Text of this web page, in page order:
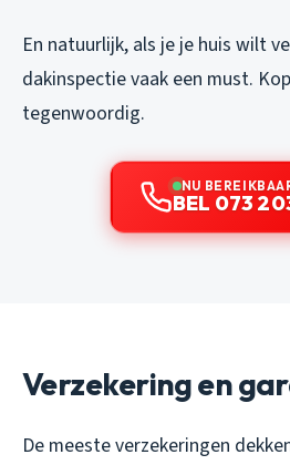
En natuurlijk, als je je huis wilt
dakinspectie vaak een must.
tegenwoordig.
NU
BEL 073
Verzekering en
De meeste verzekeringen